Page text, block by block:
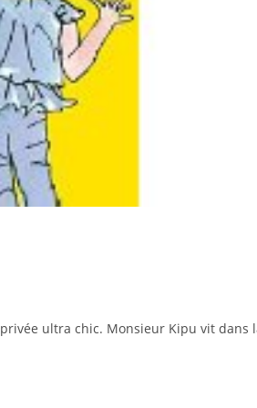
ultra chic. Monsieur Kipu vit dans